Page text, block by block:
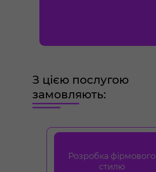
З цією послугою
замовляють:
Розробка фірмового
стилю